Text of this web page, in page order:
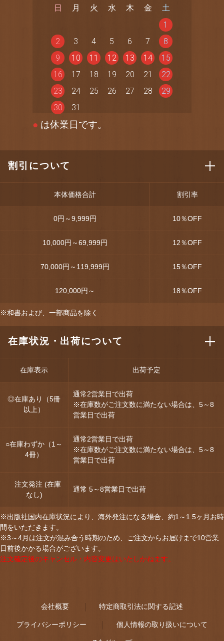
日 月 火 水 木 金
土
1
2
3 4 5 6 7
8
9
10 11 12 13 14
15
16
17 18 19 20 21
22
23
24 25 26 27 28
29
30
31
● は休業日です。
割引について
本体価格合計 割引率
0円～9,999円 10％OFF
10,000円～69,999円 12％OFF
70,000円～119,999円 15％OFF
120,000円～ 18％OFF
※和書および、一部商品を除く
在庫状況・出荷について
在庫表示 出荷予定
◎在庫あり（5冊
以上）
通常2営業日で出荷
※在庫数がご注文数に満たない場合は、5～8
営業日で出荷
○在庫わずか（1～
4冊）
通常2営業日で出荷
※在庫数がご注文数に満たない場合は、5～8
営業日で出荷
注文発注 (在庫
なし)
通常 5～8営業日で出荷
※出版社国内在庫状況により、海外発注になる場合、約1～1.5ヶ月お時
間をいただきます。
※3～4月は注文が混み合う時期のため、ご注文からお届けまで10営業
日前後かかる場合がございます。
注文確定後のキャンセル・内容変更はいたしかねます。
会社概要 特定商取引法に関する記述
プライバシーポリシー 個人情報の取り扱いについて